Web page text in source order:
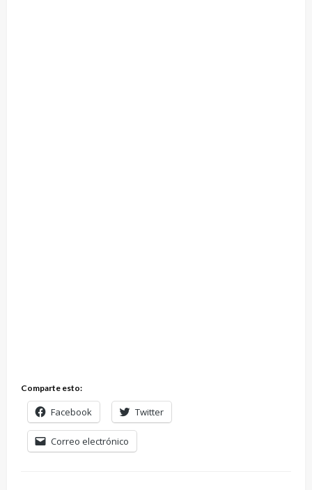
Comparte esto:
Facebook Twitter
Correo electrónico